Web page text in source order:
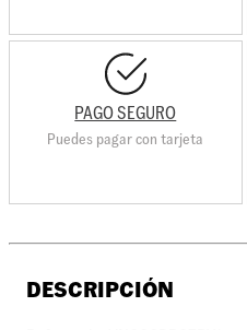
PAGO SEGURO
Puedes pagar con tarjeta
DESCRIPCIÓN